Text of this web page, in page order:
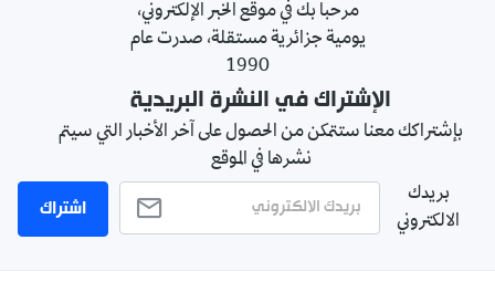
مرحبا بك في موقع الخبر الإلكتروني،
يومية جزائرية مستقلة، صدرت عام
1990
الإشتراك في النشرة البريدية
بإشتراكك معنا ستتمكن من الحصول على آخر الأخبار التي سيتم
نشرها في الموقع
بريدك
الالكتروني
اشتراك